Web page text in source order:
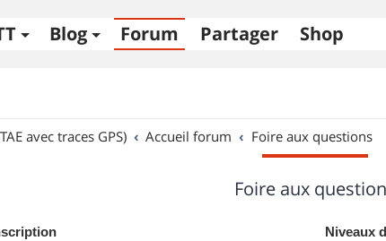
Blog Forum Partager Shop
avec traces GPS)
Accueil forum Foire aux questions
Foire aux
Niveaux